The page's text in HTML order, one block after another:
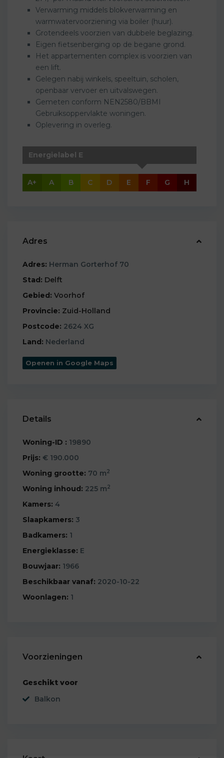
Verwarming middels blokverwarming en
warmwatervoorziening via boiler (huur).
Grotendeels voorzien van dubbele beglazing.
Eigen fietsenberging op de begane grond.
Het appartementen complex is voorzien van
een lift.
Gelegen nabij winkels, speeltuin, scholen,
openbaar vervoer en uitvalswegen.
Gemeten conform NEN2580/BBMI
Gebruiksoppervlakte woningen.
Oplevering in overleg.
A+ A B C D
Energielabel E
E F G H
Adres
Adres: Herman Gorterhof 70
Stad: Delft
Gebied: Voorhof
Provincie: Zuid-Holland
Postcode: 2624 XG
Land: Nederland
Openen in Google Maps
Details
Woning-ID : 19890
Prijs: € 190.000
Woning grootte: 70 m2
Woning inhoud: 225 m2
Kamers: 4
Slaapkamers: 3
Badkamers: 1
Energieklasse: E
Bouwjaar: 1966
Beschikbaar vanaf: 2020-10-22
Woonlagen: 1
Voorzieningen
Geschikt voor
Balkon